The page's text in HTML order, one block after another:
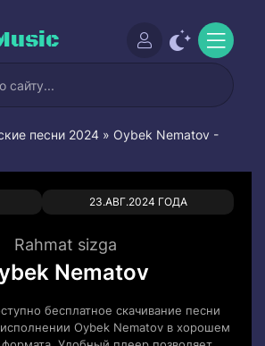
песни 2024 » Oybek Nematov -
23.АВГ.2024 ГОДА
0 0
Rahmat sizga
Nematov
бесплатное скачивание песни
исполнении Oybek Nematov в хорошем